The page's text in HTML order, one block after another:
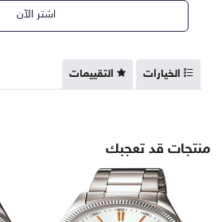
اشتر الآن
الخيارات التقييمات
منتجات قد تعجبك